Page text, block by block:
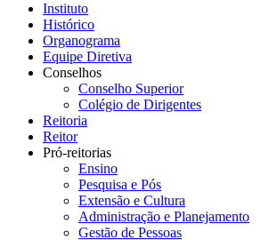
Instituto
Histórico
Organograma
Equipe Diretiva
Conselhos
Conselho Superior
Colégio de Dirigentes
Reitoria
Reitor
Pró-reitorias
Ensino
Pesquisa e Pós
Extensão e Cultura
Administração e Planejamento
Gestão de Pessoas